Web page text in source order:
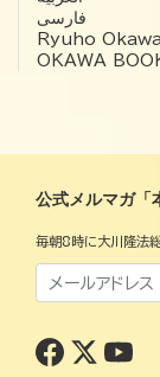
فارسی
Ryuho
OKAWA
公式メルマガ「
毎朝8時に大川隆法